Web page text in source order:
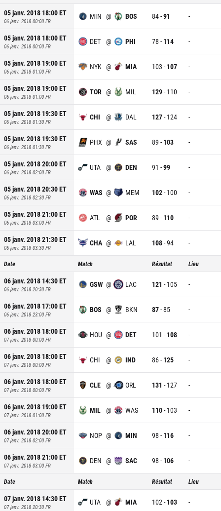
05 janv. 2018 18:00ET
06 janv. 2018 00:00 FR
MIN @ BOS 84-91 -
05 janv. 2018 18:00ET
06 janv. 2018 00:00 FR
DET @ PHI 78 - 114 -
05 janv. 2018 19:00ET
06 janv. 2018 01:00 FR
NYK @ MIA 103 - 107 -
05 janv. 2018 19:00ET
06 janv. 2018 01:00 FR
TOR @ MIL 129- 110 -
05 janv. 2018 19:30ET
06 janv. 2018 01:30 FR
CHI @ DAL 127- 124 -
05 janv. 2018 19:30ET
06 janv. 2018 01:30 FR
PHX @ SAS 89 - 103 -
05 janv. 2018 20:00ET
06 janv. 2018 02:00 FR
UTA @ DEN 91 -99 -
05 janv. 2018 20:30ET
06 janv. 2018 02:30 FR
WAS @ MEM 102- 100 -
05 janv. 2018 21:00ET
06 janv. 2018 03:00 FR
ATL @ POR 89 - 110 -
05 janv. 2018 21:30ET
06 janv. 2018 03:30 FR
CHA @ LAL 108-94 -
Date Match Résultat Lieu
06 janv. 2018 14:30ET
06 janv. 2018 20:30 FR
GSW @ LAC 121 - 105 -
06 janv. 2018 17:00ET
06 janv. 2018 23:00 FR
BOS @ BKN 87-85 -
06 janv. 2018 18:00ET
07 janv. 2018 00:00 FR
HOU @ DET 101 - 108 -
06 janv. 2018 18:00ET
07 janv. 2018 00:00 FR
CHI @ IND 86- 125 -
06 janv. 2018 18:00ET
07 janv. 2018 00:00 FR
CLE @ ORL 131 - 127 -
06 janv. 2018 19:00ET
07 janv. 2018 01:00 FR
MIL @ WAS 110- 103 -
06 janv. 2018 20:00ET
07 janv. 2018 02:00 FR
NOP @ MIN 98 - 116 -
06 janv. 2018 21:00ET
07 janv. 2018 03:00 FR
DEN @ SAC 98 - 106 -
Date Match Résultat Lieu
07 janv. 2018 14:30ET
07 janv. 2018 20:30 FR
UTA @ MIA 102- 103 -